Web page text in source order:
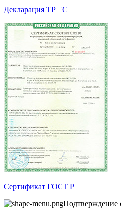
Декларация ТР ТС
Сертификат ГОСТ Р
Подтверждение